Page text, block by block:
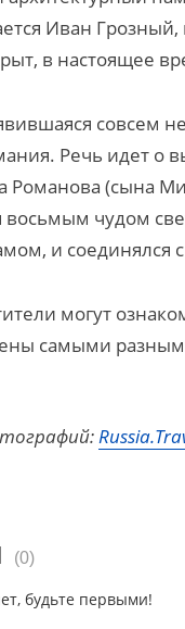
Иван
в настоящее
совсем
Речь идет о
Романова (сына
чудом
и соединялся
могут
самыми
(0)
будьте первыми!